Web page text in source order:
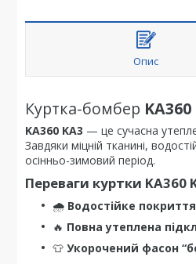
Опис
Куртка-бомбер KA360
KA360 KA3 — це сучасна
Завдяки міцній тканині,
осінньо-зимовий період.
Переваги куртки KA360
🌧 Водостійке
🔥 Повна утеплена
👕 Укорочений фасон